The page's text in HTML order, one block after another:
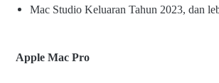
Mac Studio Keluaran Tahun 2023, dan
Apple Mac Pro